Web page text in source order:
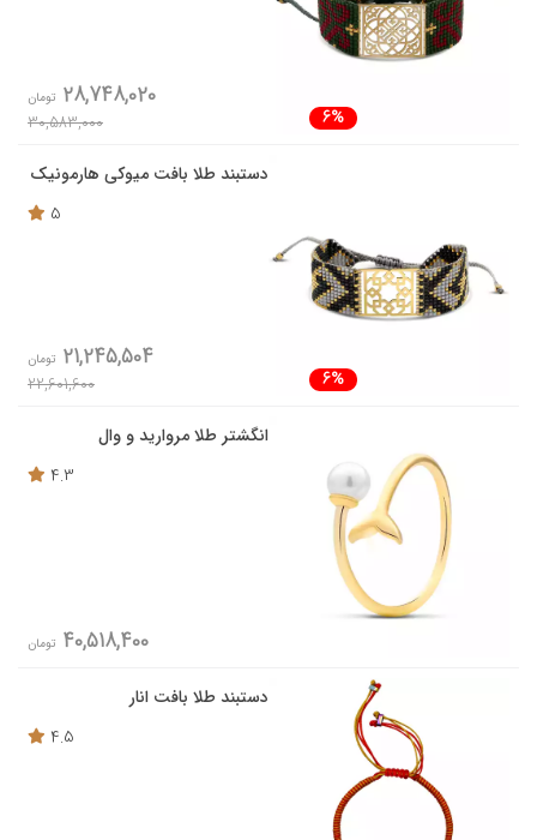
6%
28,748,020 تومان
30,583,000
دستبند طلا بافت میوکی هارمونیک
5
6%
21,245,504 تومان
22,601,600
انگشتر طلا مروارید و وال
4.3
40,518,400 تومان
دستبند طلا بافت انار
4.5